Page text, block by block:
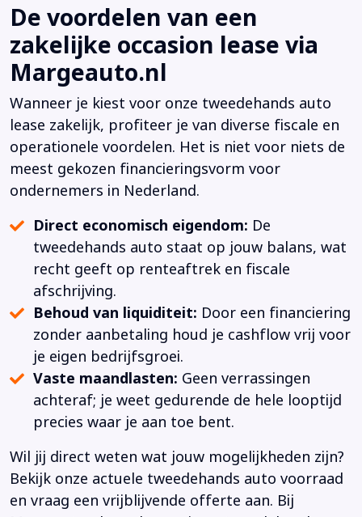
De voordelen van een
zakelijke occasion lease via
Margeauto.nl
Wanneer je kiest voor onze tweedehands auto
lease zakelijk, profiteer je van diverse fiscale en
operationele voordelen. Het is niet voor niets de
meest gekozen financieringsvorm voor
ondernemers in Nederland.
Direct economisch eigendom: De
tweedehands auto staat op jouw balans, wat
recht geeft op renteaftrek en fiscale
afschrijving.
Behoud van liquiditeit: Door een financiering
zonder aanbetaling houd je cashflow vrij voor
je eigen bedrijfsgroei.
Vaste maandlasten: Geen verrassingen
achteraf; je weet gedurende de hele looptijd
precies waar je aan toe bent.
Wil jij direct weten wat jouw mogelijkheden zijn?
Bekijk onze actuele tweedehands auto voorraad
en vraag een vrijblijvende offerte aan. Bij